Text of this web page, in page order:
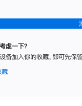
-
纳
理
虑一下？
备加入你的收藏，即可先保
藏